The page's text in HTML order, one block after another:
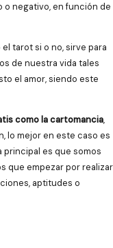
negativo, en función de
tarot si o no, sirve para
de nuestra vida tales
el amor, siendo este
como la cartomancia,
lo mejor en este caso es
principal es que somos
que empezar por realizar
aptitudes o